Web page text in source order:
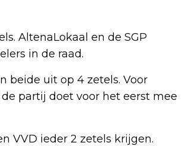
AltenaLokaal en de SGP
in de raad.
beide uit op 4 zetels. Voor
partij doet voor het eerst mee
VVD ieder 2 zetels krijgen.